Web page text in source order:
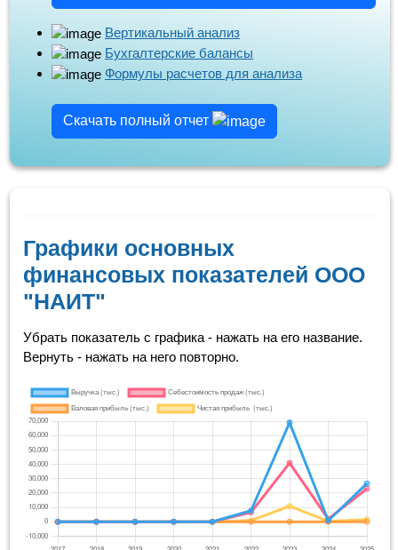
Вертикальный анализ
Бухгалтерские балансы
Формулы расчетов для анализа
Скачать полный отчет
Графики основных
финансовых показателей ООО
"НАИТ"
Убрать показатель с графика - нажать на его название.
Вернуть - нажать на него повторно.